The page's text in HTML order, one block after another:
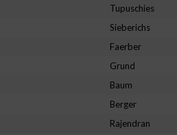
Tupuschies
Sieberichs
Faerber
Grund
Baum
Berger
Rajendran